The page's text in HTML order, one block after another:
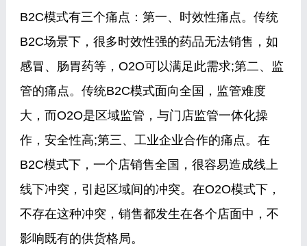
B2C模式有三个痛点：第一、时效性痛点。传统
B2C场景下，很多时效性强的药品无法销售，如
感冒、肠胃药等，O2O可以满足此需求;第二、监
管的痛点。传统B2C模式面向全国，监管难度
大，而O2O是区域监管，与门店监管一体化操
作，安全性高;第三、工业企业合作的痛点。在
B2C模式下，一个店销售全国，很容易造成线上
线下冲突，引起区域间的冲突。在O2O模式下，
不存在这种冲突，销售都发生在各个店面中，不
影响既有的供货格局。